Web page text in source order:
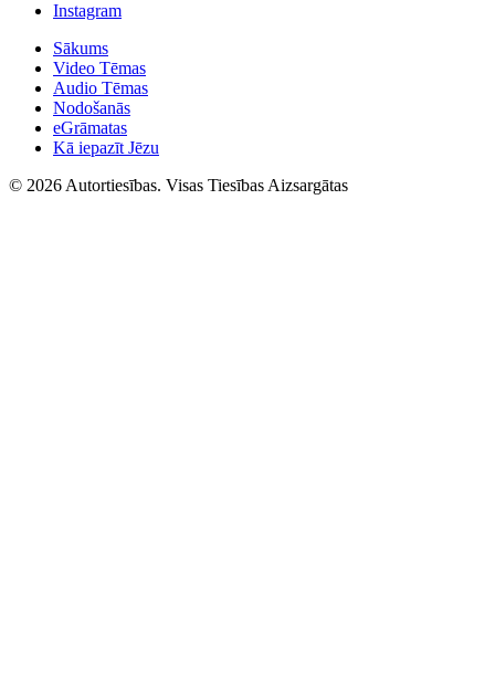
Instagram
Sākums
Video Tēmas
Audio Tēmas
Nodošanās
eGrāmatas
Kā iepazīt Jēzu
© 2026 Autortiesības. Visas Tiesības Aizsargātas